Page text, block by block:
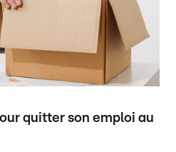
quitter son emploi au